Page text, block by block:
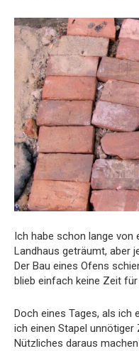
Ich habe schon lange von
Landhaus geträumt, aber
Der Bau eines Ofens
blieb einfach keine Zeit
Doch eines Tages, als ich
ich einen Stapel unnötiger
Nützliches daraus